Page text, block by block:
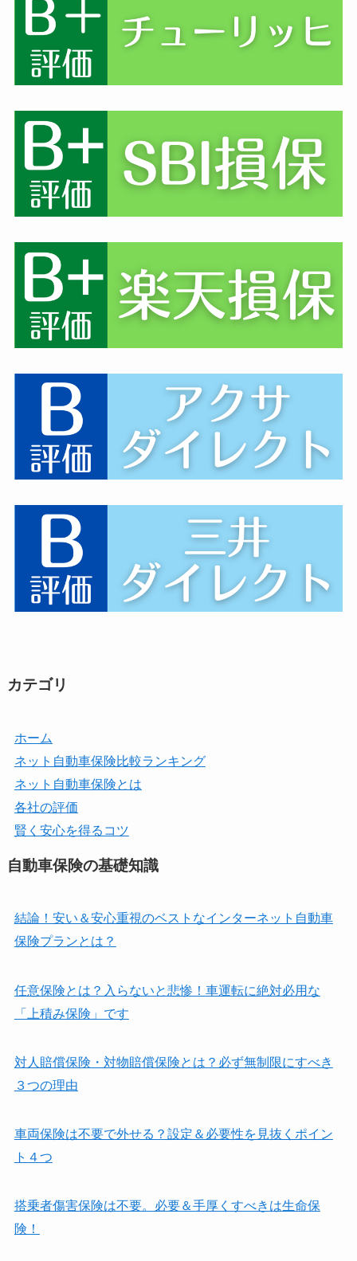
カテゴリ
ホーム
ネット自動車保険比較ランキング
ネット自動車保険とは
各社の評価
賢く安心を得るコツ
自動車保険の基礎知識
結論！安い＆安心重視のベストなインターネット自動車
保険プランとは？
任意保険とは？入らないと悲惨！車運転に絶対必用な
「上積み保険」です
対人賠償保険・対物賠償保険とは？必ず無制限にすべき
３つの理由
車両保険は不要で外せる？設定＆必要性を見抜くポイン
ト４つ
搭乗者傷害保険は不要。必要＆手厚くすべきは生命保
険！